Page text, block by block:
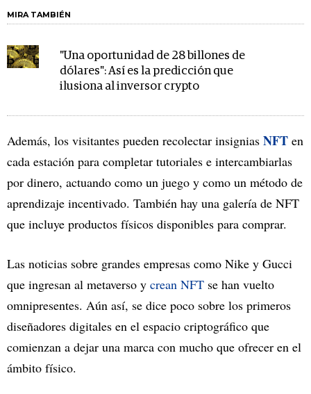
MIRA TAMBIÉN
"Una oportunidad de 28 billones de
dólares": Así es la predicción que
ilusiona al inversor crypto
Además, los visitantes pueden recolectar insignias NFT en
cada estación para completar tutoriales e intercambiarlas
por dinero, actuando como un juego y como un método de
aprendizaje incentivado. También hay una galería de NFT
que incluye productos físicos disponibles para comprar.
Las noticias sobre grandes empresas como Nike y Gucci
que ingresan al metaverso y crean NFT se han vuelto
omnipresentes. Aún así, se dice poco sobre los primeros
diseñadores digitales en el espacio criptográfico que
comienzan a dejar una marca con mucho que ofrecer en el
ámbito físico.